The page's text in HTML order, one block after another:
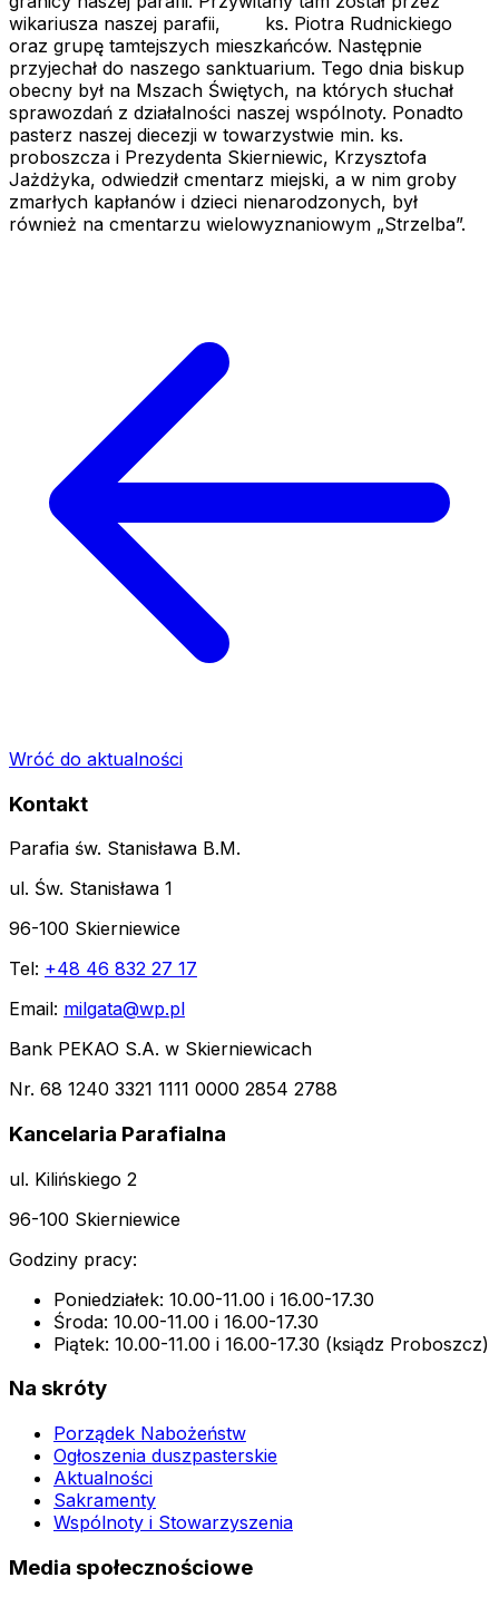
wikariusza naszej parafii, ks. Piotra Rudnickiego
oraz grupę tamtejszych mieszkańców. Następnie
przyjechał do naszego sanktuarium. Tego dnia biskup
obecny był na Mszach Świętych, na których słuchał
sprawozdań z działalności naszej wspólnoty. Ponadto
pasterz naszej diecezji w towarzystwie min. ks.
proboszcza i Prezydenta Skierniewic, Krzysztofa
Jażdżyka, odwiedził cmentarz miejski, a w nim groby
zmarłych kapłanów i dzieci nienarodzonych, był
również na cmentarzu wielowyznaniowym „Strzelba”.
Wróć do aktualności
Kontakt
Parafia św. Stanisława B.M.
ul. Św. Stanisława 1
96-100 Skierniewice
Tel: +48 46 832 27 17
Email: milgata@wp.pl
Bank PEKAO S.A. w Skierniewicach
Nr. 68 1240 3321 1111 0000 2854 2788
Kancelaria Parafialna
ul. Kilińskiego 2
96-100 Skierniewice
Godziny pracy:
Poniedziałek: 10.00-11.00 i 16.00-17.30
Środa: 10.00-11.00 i 16.00-17.30
Piątek: 10.00-11.00 i 16.00-17.30 (ksiądz Proboszcz)
Na skróty
Porządek Nabożeństw
Ogłoszenia duszpasterskie
Aktualności
Sakramenty
Wspólnoty i Stowarzyszenia
Media społecznościowe